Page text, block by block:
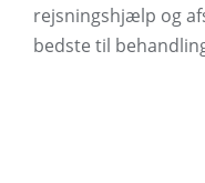
rejsningshjælp og
bedste til